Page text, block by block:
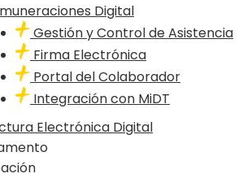
Digital
Gestión y Control de Asistencia
Firma Electrónica
Portal del Colaborador
Integración con MiDT
Electrónica Digital